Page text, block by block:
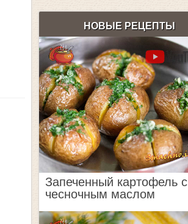
НОВЫЕ РЕЦЕПТЫ
Запеченный картофель с
чесночным маслом